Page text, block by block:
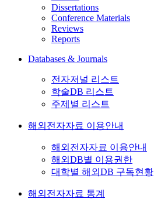
Dissertations
Conference Materials
Reviews
Reports
Databases & Journals
전자저널 리스트
학술DB 리스트
주제별 리스트
해외전자자료 이용안내
해외전자자료 이용안내
해외DB별 이용권한
대학별 해외DB 구독현황
해외전자자료 통계